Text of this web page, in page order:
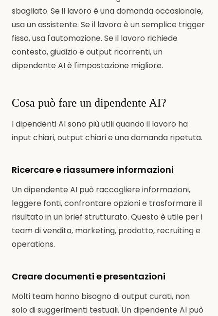
sbagliato. Se il lavoro è una domanda occasionale,
usa un assistente. Se il lavoro è un semplice trigger
fisso, usa l'automazione. Se il lavoro richiede
contesto, giudizio e output ricorrenti, un
dipendente AI è l'impostazione migliore.
Cosa può fare un dipendente AI?
I dipendenti AI sono più utili quando il lavoro ha
input chiari, output chiari e una domanda ripetuta.
Ricercare e riassumere informazioni
Un dipendente AI può raccogliere informazioni,
leggere fonti, confrontare opzioni e trasformare il
risultato in un brief strutturato. Questo è utile per i
team di vendita, marketing, prodotto, recruiting e
operations.
Creare documenti e presentazioni
Molti team hanno bisogno di output curati, non
solo di suggerimenti testuali. Un dipendente AI può